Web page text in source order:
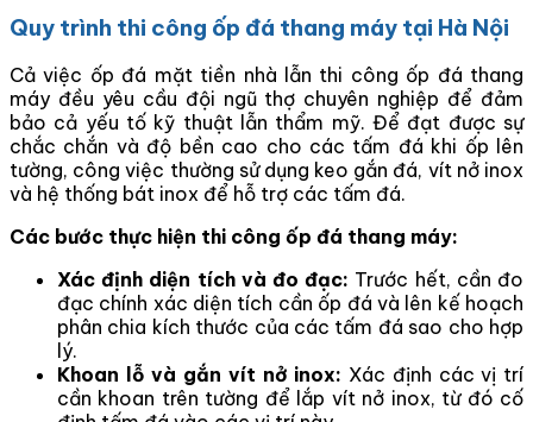
Quy trình thi công ốp đá thang máy tại Hà Nội
Cả việc ốp đá mặt tiền nhà lẫn thi công ốp đá thang
máy đều yêu cầu đội ngũ thợ chuyên nghiệp để đảm
bảo cả yếu tố kỹ thuật lẫn thẩm mỹ. Để đạt được sự
chắc chắn và độ bền cao cho các tấm đá khi ốp lên
tường, công việc thường sử dụng keo gắn đá, vít nở inox
và hệ thống bát inox để hỗ trợ các tấm đá.
Các bước thực hiện thi công ốp đá thang máy:
Xác định diện tích và đo đạc: Trước hết, cần đo
đạc chính xác diện tích cần ốp đá và lên kế hoạch
phân chia kích thước của các tấm đá sao cho hợp
lý.
Khoan lỗ và gắn vít nở inox: Xác định các vị trí
cần khoan trên tường để lắp vít nở inox, từ đó cố